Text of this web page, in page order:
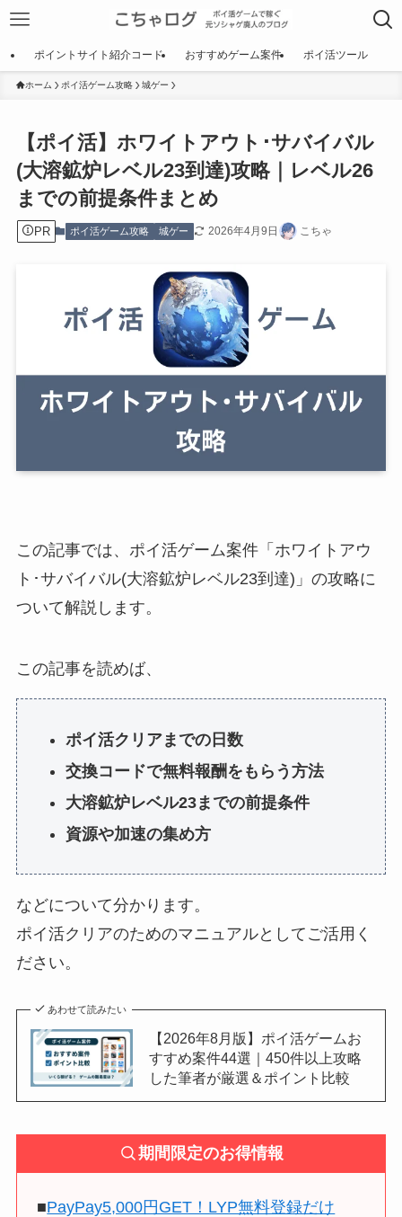
ポイントサイト紹介コード おすすめゲーム案件 ポイ活ツール
ホーム ポイ活ゲーム攻略 城ゲー
【ポイ活】ホワイトアウト･サバイバル
(大溶鉱炉レベル23到達)攻略｜レベル26
までの前提条件まとめ
PR ポイ活ゲーム攻略 城ゲー 2026年4月9日 こちゃ
この記事では、ポイ活ゲーム案件「ホワイトアウ
ト･サバイバル(大溶鉱炉レベル23到達)」の攻略に
ついて解説します。
この記事を読めば、
ポイ活クリアまでの日数
交換コードで無料報酬をもらう方法
大溶鉱炉レベル23までの前提条件
資源や加速の集め方
などについて分かります。
ポイ活クリアのためのマニュアルとしてご活用く
ださい。
あわせて読みたい
【2026年8月版】ポイ活ゲームお
すすめ案件44選｜450件以上攻略
した筆者が厳選＆ポイント比較
期間限定のお得情報
■PayPay5,000円GET！LYP無料登録だけ